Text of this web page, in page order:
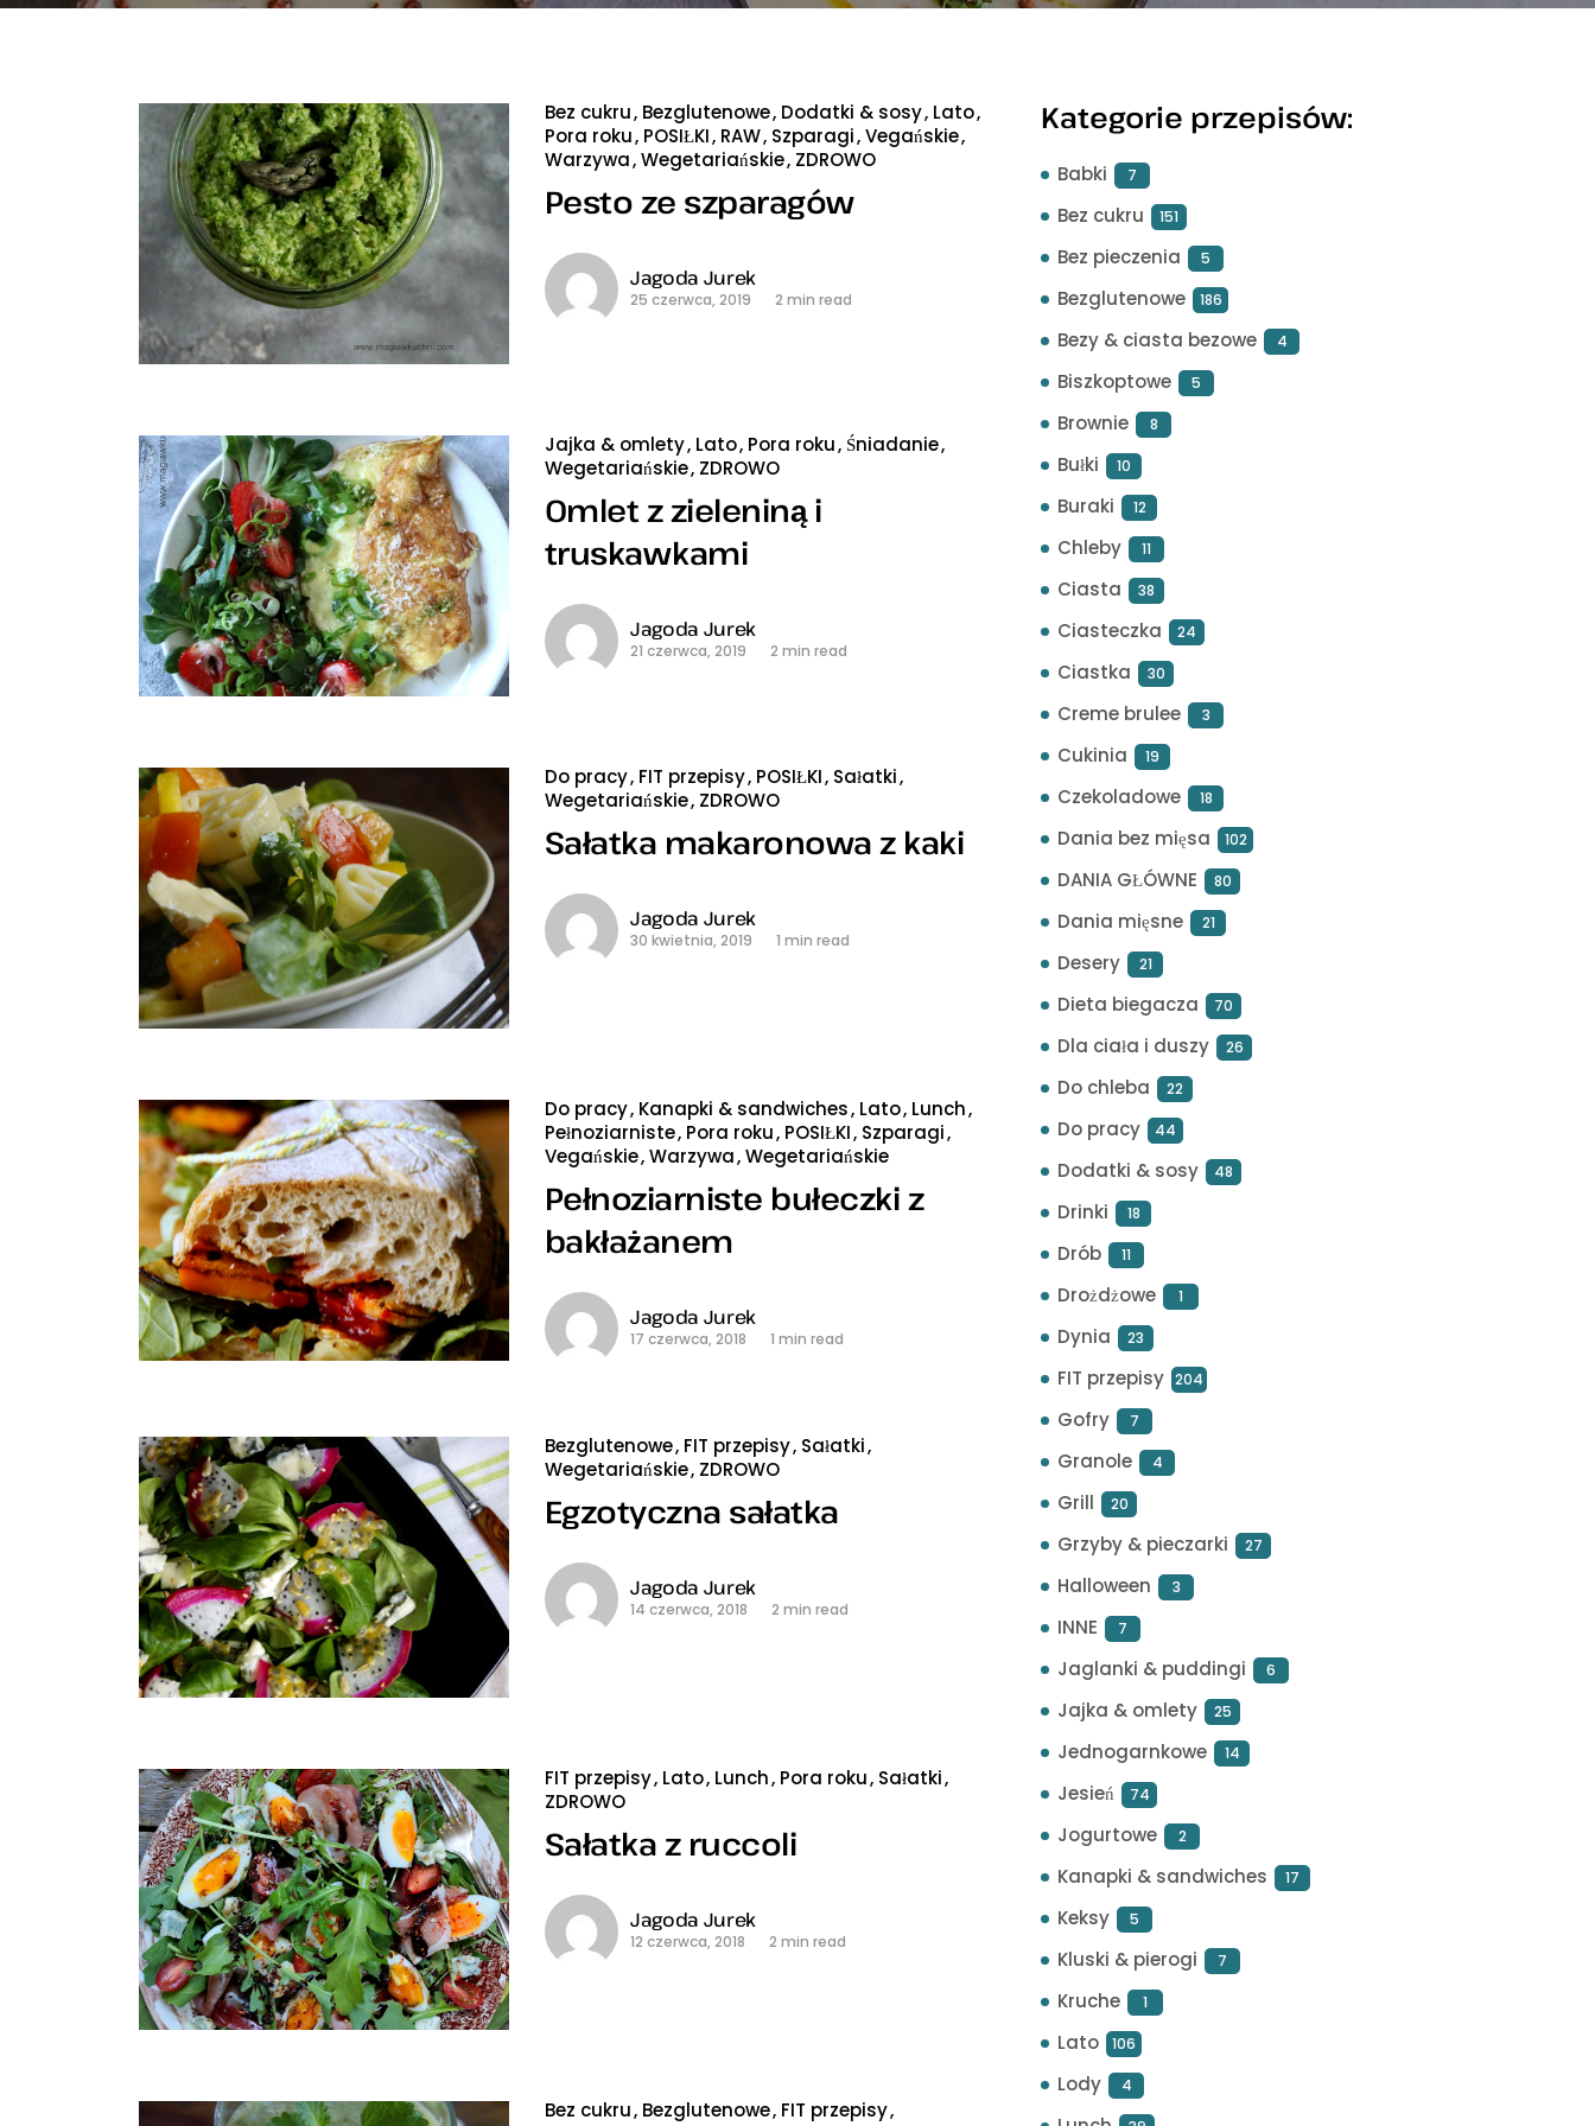
Bez cukru Bezglutenowe Dodatki & sosy Lato
Pora roku POSIŁKI RAW Szparagi Vegańskie
Warzywa Wegetariańskie ZDROWO
Pesto ze szparagów
Jagoda Jurek
25 czerwca, 2019 2 min read
Jajka & omlety Lato Pora roku Śniadanie
Wegetariańskie ZDROWO
Omlet z zieleniną i
truskawkami
Jagoda Jurek
21 czerwca, 2019 2 min read
Do pracy FIT przepisy POSIŁKI Sałatki
Wegetariańskie ZDROWO
Sałatka makaronowa z kaki
Jagoda Jurek
30 kwietnia, 2019 1 min read
Do pracy Kanapki & sandwiches Lato Lunch
Pełnoziarniste Pora roku POSIŁKI Szparagi
Vegańskie Warzywa Wegetariańskie
Pełnoziarniste bułeczki z
bakłażanem
Jagoda Jurek
17 czerwca, 2018 1 min read
Bezglutenowe FIT przepisy Sałatki
Wegetariańskie ZDROWO
Egzotyczna sałatka
Jagoda Jurek
14 czerwca, 2018 2 min read
FIT przepisy Lato Lunch Pora roku Sałatki
ZDROWO
Sałatka z ruccoli
Jagoda Jurek
12 czerwca, 2018 2 min read
Bez cukru Bezglutenowe FIT przepisy
Kategorie przepisów:
Babki 7
Bez cukru 151
Bez pieczenia 5
Bezglutenowe 186
Bezy & ciasta bezowe 4
Biszkoptowe 5
Brownie 8
Bułki 10
Buraki 12
Chleby 11
Ciasta 38
Ciasteczka 24
Ciastka 30
Creme brulee 3
Cukinia 19
Czekoladowe 18
Dania bez mięsa 102
DANIA GŁÓWNE 80
Dania mięsne 21
Desery 21
Dieta biegacza 70
Dla ciała i duszy 26
Do chleba 22
Do pracy 44
Dodatki & sosy 48
Drinki 18
Drób 11
Drożdżowe 1
Dynia 23
FIT przepisy 204
Gofry 7
Granole 4
Grill 20
Grzyby & pieczarki 27
Halloween 3
INNE 7
Jaglanki & puddingi 6
Jajka & omlety 25
Jednogarnkowe 14
Jesień 74
Jogurtowe 2
Kanapki & sandwiches 17
Keksy 5
Kluski & pierogi 7
Kruche 1
Lato 106
Lody 4